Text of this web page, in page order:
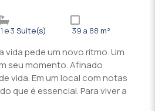
1 e 3 Suíte(s) 39 a 88 m²
vida pede um novo ritmo. Um
seu momento. Afinado
vida. Em um local com notas
que é essencial. Para viver a